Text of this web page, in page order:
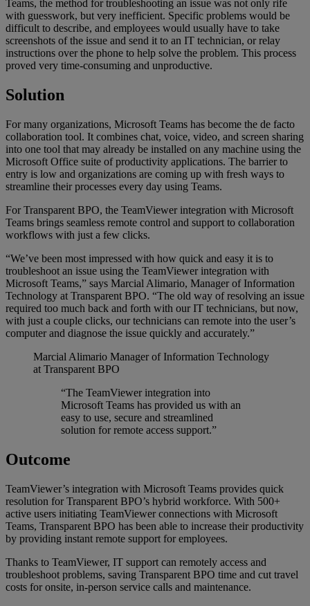
Teams, the method for troubleshooting an issue was not only rife
with guesswork, but very inefficient. Specific problems would be
difficult to describe, and employees would usually have to take
screenshots of the issue and send it to an IT technician, or relay
instructions over the phone to help solve the problem. This process
proved very time-consuming and unproductive.
Solution
For many organizations, Microsoft Teams has become the de facto
collaboration tool. It combines chat, voice, video, and screen sharing
into one tool that may already be installed on any machine using the
Microsoft Office suite of productivity applications. The barrier to
entry is low and organizations are coming up with fresh ways to
streamline their processes every day using Teams.
For Transparent BPO, the TeamViewer integration with Microsoft
Teams brings seamless remote control and support to collaboration
workflows with just a few clicks.
“We’ve been most impressed with how quick and easy it is to
troubleshoot an issue using the TeamViewer integration with
Microsoft Teams,” says Marcial Alimario, Manager of Information
Technology at Transparent BPO. “The old way of resolving an issue
required too much back and forth with our IT technicians, but now,
with just a couple clicks, our technicians can remote into the user’s
computer and diagnose the issue quickly and accurately.”
Marcial Alimario Manager of Information Technology
at Transparent BPO
“The TeamViewer integration into
Microsoft Teams has provided us with an
easy to use, secure and streamlined
solution for remote access support.”
Outcome
TeamViewer’s integration with Microsoft Teams provides quick
resolution for Transparent BPO’s hybrid workforce. With 500+
active users initiating TeamViewer connections with Microsoft
Teams, Transparent BPO has been able to increase their productivity
by providing instant remote support for employees.
Thanks to TeamViewer, IT support can remotely access and
troubleshoot problems, saving Transparent BPO time and cut travel
costs for onsite, in-person service calls and maintenance.